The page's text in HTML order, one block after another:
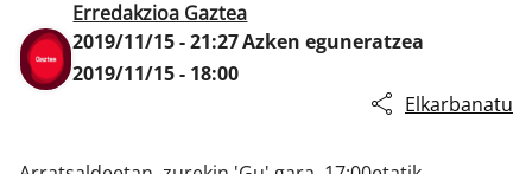
Erredakzioa Gaztea
2019/11/15 - 21:27Azken eguneratzea
2019/11/15 - 18:00
Elkarbanatu